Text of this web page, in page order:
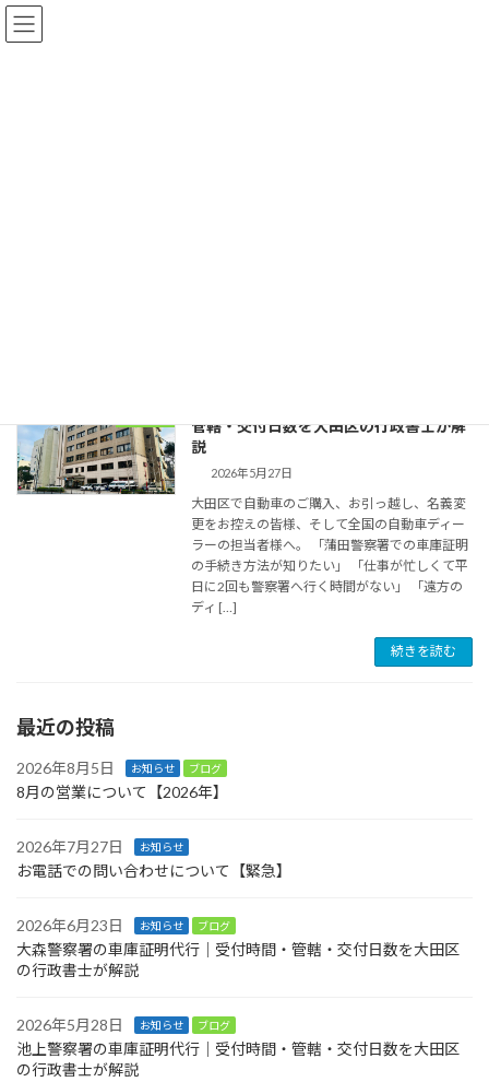
コ
ン
ナ
ビ
管轄・交付日数を大田区の行政書士が解
説
2026年5月27日
大田区で自動車のご購入、お引っ越し、名義変
更をお控えの皆様、そして全国の自動車ディー
ラーの担当者様へ。 「蒲田警察署での車庫証明
の手続き方法が知りたい」 「仕事が忙しくて平
日に2回も警察署へ行く時間がない」 「遠方の
ディ […]
続きを読む
最近の投稿
2026年8月5日 お知らせ ブログ
8月の営業について【2026年】
2026年7月27日 お知らせ
お電話での問い合わせについて【緊急】
2026年6月23日 お知らせ ブログ
大森警察署の車庫証明代行｜受付時間・管轄・交付日数を大田区
の行政書士が解説
2026年5月28日 お知らせ ブログ
池上警察署の車庫証明代行｜受付時間・管轄・交付日数を大田区
の行政書士が解説